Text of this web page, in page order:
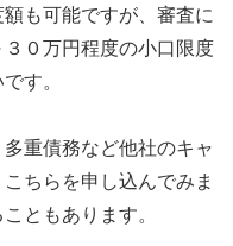
も可能ですが、審査に
０万円程度の小口限度
す。
重債務など他社のキャ
ちらを申し込んでみま
ともあります。